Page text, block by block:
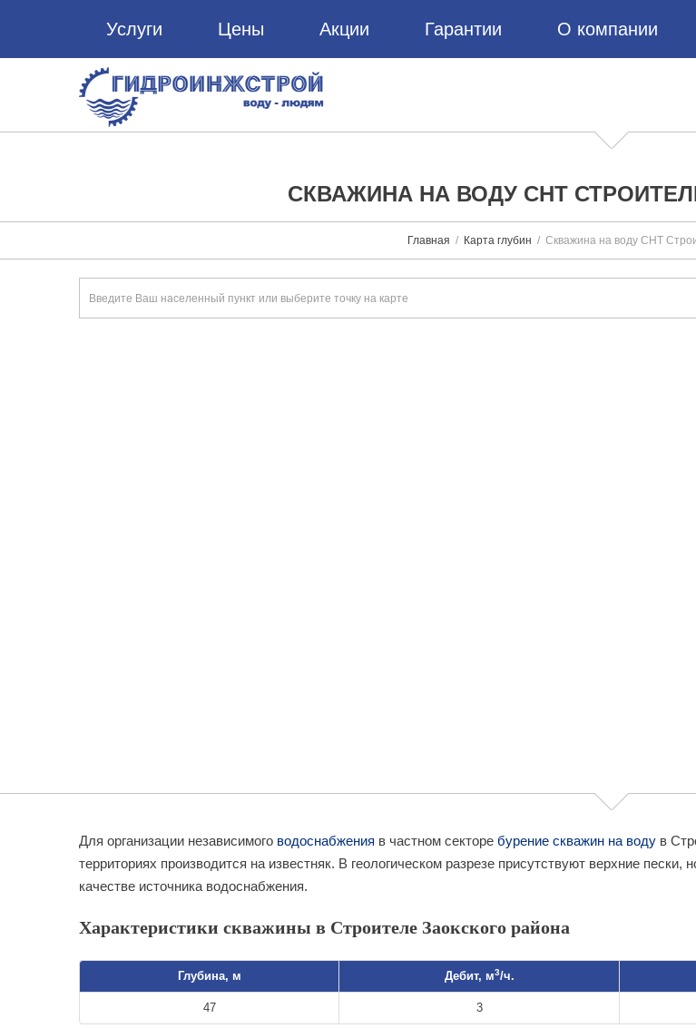
Услуги Цены Акции Гарантии О компании
СКВАЖИНА НА ВОДУ СНТ
Главная Карта глубин Скважина на воду СНТ
Для организации независимого водоснабжения в частном секторе бурение скважин на воду в
территориях производится на известняк. В геологическом разрезе присутствуют верхние
качестве источника водоснабжения.
Характеристики скважины в Строителе Заокского района
Глубина, м Дебит, м3/ч.
47 3